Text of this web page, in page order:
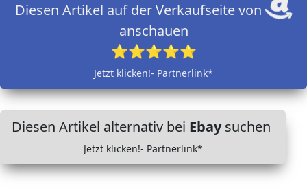
Diesen Artikel auf der Verkaufseite von
anschauen
⭐⭐⭐⭐⭐
Jetzt klicken!- Partnerlink*
Diesen Artikel alternativ bei Ebaysuchen
Jetzt klicken!- Partnerlink*